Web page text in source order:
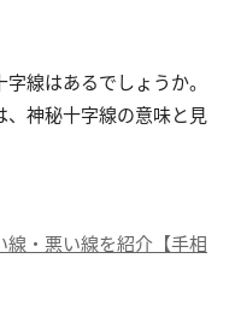
線はあるでしょうか。
、神秘十字線の意味と見
・悪い線を紹介【手相